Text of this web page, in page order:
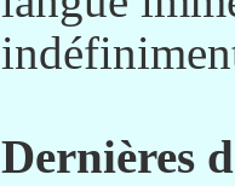
Dernières